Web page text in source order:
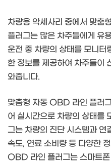
차량용 악세사리 중에서 맞춤
플러그는 많은 차주들에게 유
운전 중 차량의 상태를 모니터
한 정보를 제공하여 차주들이
와줍니다.
맞춤형 자동 OBD 라인 플러
어 실시간으로 차량의 상태를
그는 차량의 진단 시스템과 연
속도, 연료 소비량 등 다양한
OBD 라인 플러그는 스마트폰